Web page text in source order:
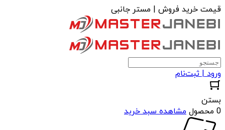
قیمت خرید فروش | مستر جانبی
ورود | ثبت‌نام
بستن
0 محصول
مشاهده سبد خرید